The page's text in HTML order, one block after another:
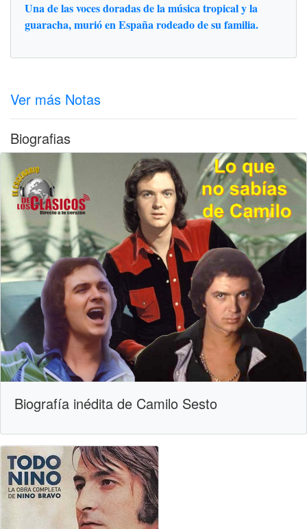
Una de las voces doradas de la música tropical y la
guaracha, murió en España rodeado de su familia.
Ver más Notas
Biografias
Biografía inédita de Camilo Sesto